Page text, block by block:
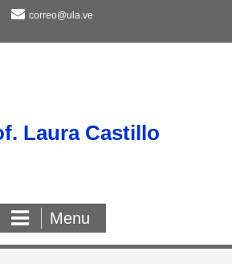
correo@ula.ve
Laura Castillo
Menu